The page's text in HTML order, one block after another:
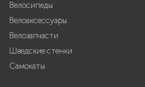
Велосипеды
Велоаксессуары
Велозапчасти
Шведские стенки
Самокаты